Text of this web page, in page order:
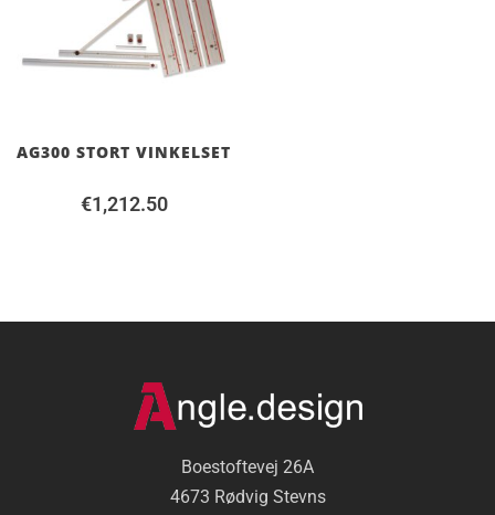
AG300 STORT VINKELSET
€1,212.50
Boestoftevej 26A
4673 Rødvig Stevns